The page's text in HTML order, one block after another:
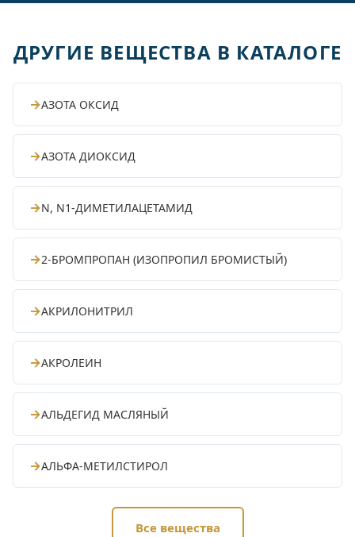
ДРУГИЕ ВЕЩЕСТВА В КАТАЛОГЕ
→АЗОТА ОКСИД
→АЗОТА ДИОКСИД
→N, N1-ДИМЕТИЛАЦЕТАМИД
→2-БРОМПРОПАН (ИЗОПРОПИЛ БРОМИСТЫЙ)
→АКРИЛОНИТРИЛ
→АКРОЛЕИН
→АЛЬДЕГИД МАСЛЯНЫЙ
→АЛЬФА-МЕТИЛСТИРОЛ
Все вещества